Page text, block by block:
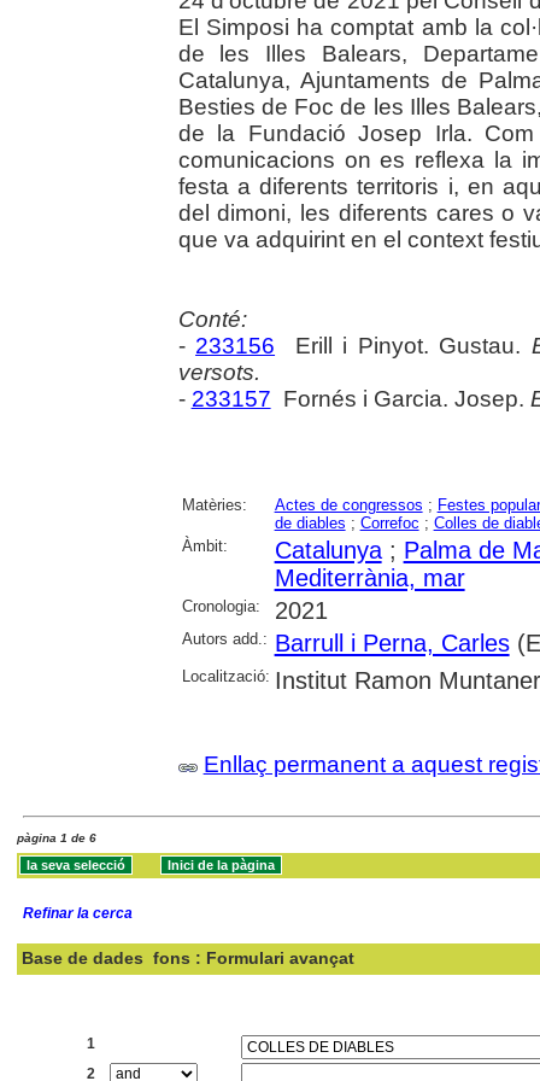
El Simposi ha comptat amb la
de les Illes Balears,
Catalunya, Ajuntaments de
Besties de Foc de les Illes
de la Fundació Josep Irla.
comunicacions on es reflexa la
festa a diferents territoris i, en
del dimoni, les diferents cares o
que va adquirint en el context
Conté:
- 233156 Erill i Pinyot. Gustau.
versots.
- 233157 Fornés i Garcia. Josep.
Matèries: Actes de congressos ; Festes
de diables ; Correfoc ; Colles de
Àmbit:
Catalunya; Palma de
Mediterrània, mar
Cronologia: 2021
Autors add.: Barrull i Perna, Carles
Localització: Institut Ramon Muntaner
Enllaç permanent a aquest
pàgina 1 de 6
Refinar la cerca
Base de dades fons : Formulari avançat
1
2